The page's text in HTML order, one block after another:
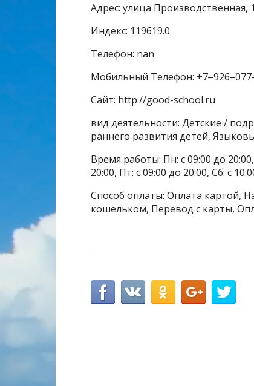
Адрес: улица Производственная,
Индекс: 119619.0
Телефон: nan
Мобильный Телефон:
Сайт: http://good-school.ru
вид деятельности: Детские /
раннего развития детей,
Время работы: Пн: с 09:00 до
20:00, Пт: с 09:00 до 20:00, Сб: с
Способ оплаты: Оплата картой,
кошельком, Перевод с карты,